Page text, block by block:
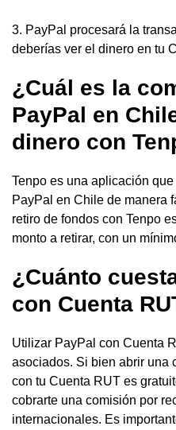
3. PayPal procesará la
deberías ver el dinero en tu
¿Cuál es la
PayPal en
dinero con
Tenpo es una aplicación
PayPal en Chile de manera
retiro de fondos con Tenpo
monto a retirar, con un
¿Cuánto
con Cuenta
Utilizar PayPal con Cuenta
asociados. Si bien abrir una
con tu Cuenta RUT es
cobrarte una comisión por
internacionales. Es